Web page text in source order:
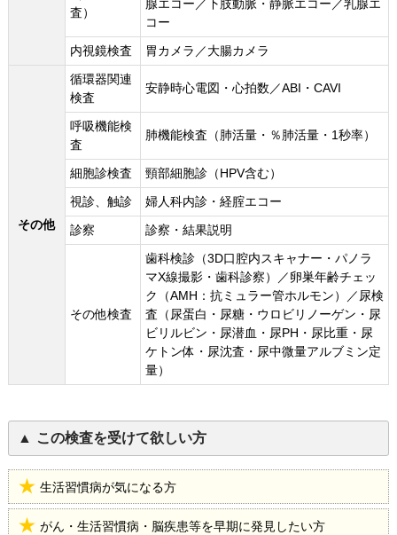
査）
腺エコー／下肢動脈・静脈エコー／乳腺エ
コー
内視鏡検査
胃カメラ／大腸カメラ
その他
循環器関連
検査
安静時心電図・心拍数／ABI・CAVI
呼吸機能検
査
肺機能検査（肺活量・％肺活量・1秒率）
細胞診検査
頸部細胞診（HPV含む）
視診、触診
婦人科内診・経腟エコー
診察
診察・結果説明
その他検査
歯科検診（3D口腔内スキャナー・パノラ
マX線撮影・歯科診察）／卵巣年齢チェッ
ク（AMH：抗ミュラー管ホルモン）／尿検
査（尿蛋白・尿糖・ウロビリノーゲン・尿
ビリルビン・尿潜血・尿PH・尿比重・尿
ケトン体・尿沈査・尿中微量アルブミン定
量）
この検査を受けて欲しい方
生活習慣病が気になる方
がん・生活習慣病・脳疾患等を早期に発見したい方